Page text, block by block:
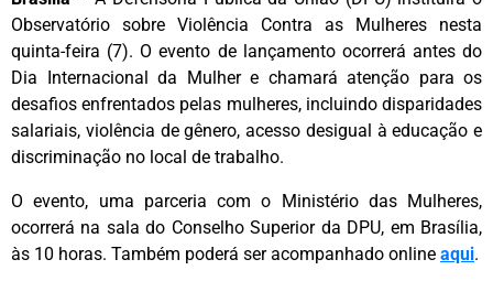
Observatório sobre Violência Contra as Mulheres nesta
quinta-feira (7). O evento de lançamento ocorrerá antes do
Dia Internacional da Mulher e chamará atenção para os
desafios enfrentados pelas mulheres, incluindo disparidades
salariais, violência de gênero, acesso desigual à educação e
discriminação no local de trabalho.
O evento, uma parceria com o Ministério das Mulheres,
ocorrerá na sala do Conselho Superior da DPU, em Brasília,
às 10 horas. Também poderá ser acompanhado online aqui.